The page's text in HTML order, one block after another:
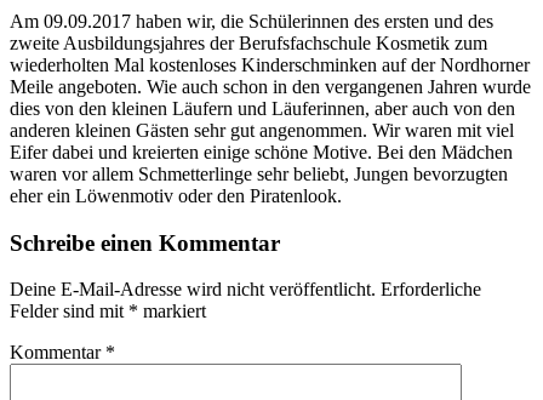
Am 09.09.2017 haben wir, die Schülerinnen des ersten und des
zweite Ausbildungsjahres der Berufsfachschule Kosmetik zum
wiederholten Mal kostenloses Kinderschminken auf der Nordhorner
Meile angeboten. Wie auch schon in den vergangenen Jahren wurde
dies von den kleinen Läufern und Läuferinnen, aber auch von den
anderen kleinen Gästen sehr gut angenommen. Wir waren mit viel
Eifer dabei und kreierten einige schöne Motive. Bei den Mädchen
waren vor allem Schmetterlinge sehr beliebt, Jungen bevorzugten
eher ein Löwenmotiv oder den Piratenlook.
Schreibe einen Kommentar
Deine E-Mail-Adresse wird nicht veröffentlicht. Erforderliche
Felder sind mit * markiert
Kommentar *